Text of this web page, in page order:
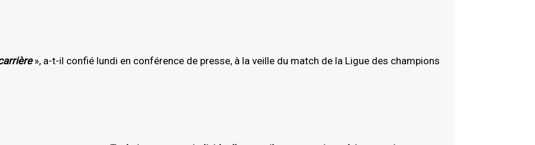
», a-t-il confié lundi en conférence de presse, à la veille du match de la Ligue des champions